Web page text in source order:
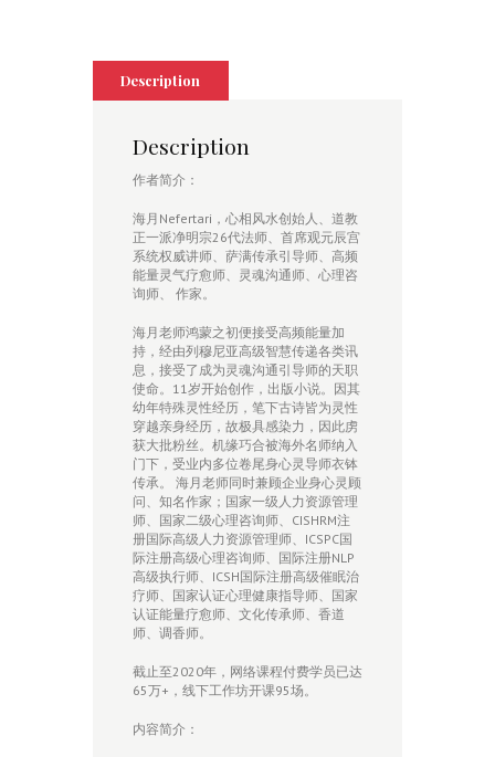
曾
quantity
Description
Description
作者简介：
海月Nefertari，心相风水创始人、道教
正一派净明宗26代法师、首席观元辰宫
系统权威讲师、萨满传承引导师、高频
能量灵气疗愈师、灵魂沟通师、心理咨
询师、 作家。
海月老师鸿蒙之初便接受高频能量加
持，经由列穆尼亚高级智慧传递各类讯
息，接受了成为灵魂沟通引导师的天职
使命。11岁开始创作，出版小说。因其
幼年特殊灵性经历，笔下古诗皆为灵性
穿越亲身经历，故极具感染力，因此虏
获大批粉丝。机缘巧合被海外名师纳入
门下，受业内多位卷尾身心灵导师衣钵
传承。 海月老师同时兼顾企业身心灵顾
问、知名作家；国家一级人力资源管理
师、国家二级心理咨询师、CISHRM注
册国际高级人力资源管理师、ICSPC国
际注册高级心理咨询师、国际注册NLP
高级执行师、ICSH国际注册高级催眠治
疗师、国家认证心理健康指导师、国家
认证能量疗愈师、文化传承师、香道
师、调香师。
截止至2020年，网络课程付费学员已达
65万+，线下工作坊开课95场。
内容简介：